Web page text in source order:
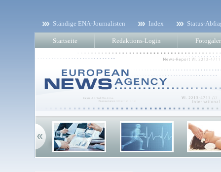
Ständige ENA-Journalisten Index Status-
Startseite Redaktions-Login